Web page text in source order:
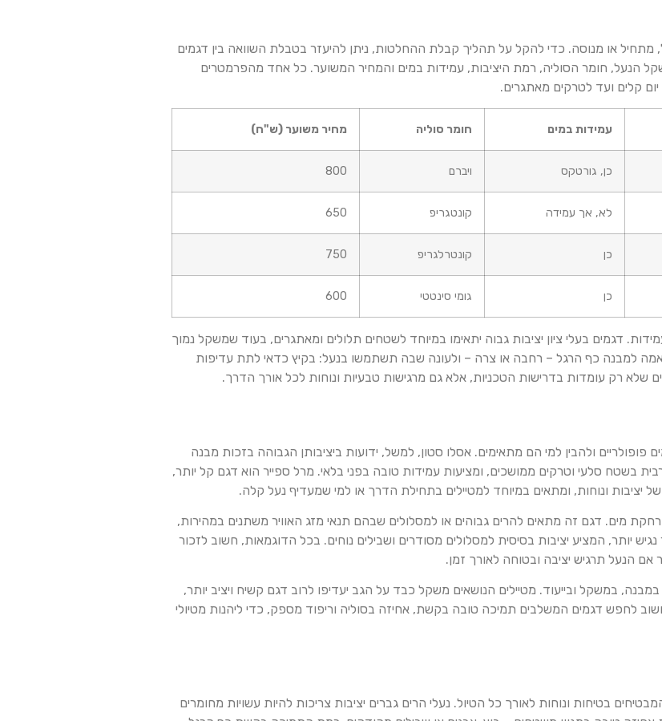
מתחיל או מנוסה. כדי להקל על תהליך קבלת ההחלטות, ניתן להיעזר בטבלת השוואה בין דגמים
הנעל, חומר הסוליה, רמת היציבות, עמידות במים והמחיר המשוער. כל אחד מהפרמטרים
קלים ועד לטרקים מאתגרים.
עמידות במים חומר סוליה מחיר משוער (ש"ח)
כן, גורטקס ויברם 800
לא, אך עמידה קונטגריפ 650
כן קונטרלגריפ 750
כן גומי סינטטי 600
דגמים בעלי ציון יציבות גבוה יתאימו במיוחד לשטחים תלולים ומאתגרים, בעוד שמשקל נמוך
למבנה כף הרגל – רחבה או צרה – ולעונה שבה תשתמשו בנעל: בקיץ כדאי לתת עדיפות
שלא רק עומדות בדרישות הטכניות, אלא גם מרגישות טבעיות ונוחות לכל אורך הדרך.
ולהבין למי הם מתאימים. אסלו סטון, למשל, ידועות ביציבותן הגבוהה בזכות מבנה
בשטח סלעי וטרקים ממושכים, ומציעות עמידות טובה בפני בלאי. מרל ספייר הוא דגם קל יותר,
של יציבות ונוחות, ומתאים במיוחד למטיילים בתחילת הדרך או למי שמעדיף נעל קלה.
מים. דגם זה מתאים להרים גבוהים או למסלולים שבהם תנאי מזג האוויר משתנים במהירות,
יותר, המציע יציבות בסיסית למסלולים מסודרים ושבילים נוחים. בכל הדוגמאות, חשוב לזכור
הנעל תרגיש יציבה ובטוחה לאורך זמן.
במשקל ובייעוד. מטיילים הנושאים משקל כבד על הגב יעדיפו לרוב דגם קשיח ויציב יותר,
לחפש דגמים המשלבים תמיכה טובה בקשת, אחיזה בסוליה וריפוד מספק, כדי ליהנות מטיולי
בטיחות ונוחות לאורך כל הטיול. נעלי הרים גברים יציבות צריכות להיות עשויות מחומרים